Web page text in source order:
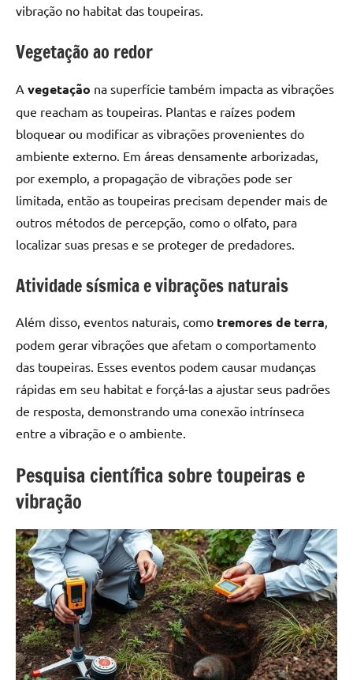
vibração no habitat das toupeiras.
Vegetação ao redor
A vegetação na superfície também impacta as vibrações
que reacham as toupeiras. Plantas e raízes podem
bloquear ou modificar as vibrações provenientes do
ambiente externo. Em áreas densamente arborizadas,
por exemplo, a propagação de vibrações pode ser
limitada, então as toupeiras precisam depender mais de
outros métodos de percepção, como o olfato, para
localizar suas presas e se proteger de predadores.
Atividade sísmica e vibrações naturais
Além disso, eventos naturais, como tremores de terra,
podem gerar vibrações que afetam o comportamento
das toupeiras. Esses eventos podem causar mudanças
rápidas em seu habitat e forçá-las a ajustar seus padrões
de resposta, demonstrando uma conexão intrínseca
entre a vibração e o ambiente.
Pesquisa científica sobre toupeiras e
vibração